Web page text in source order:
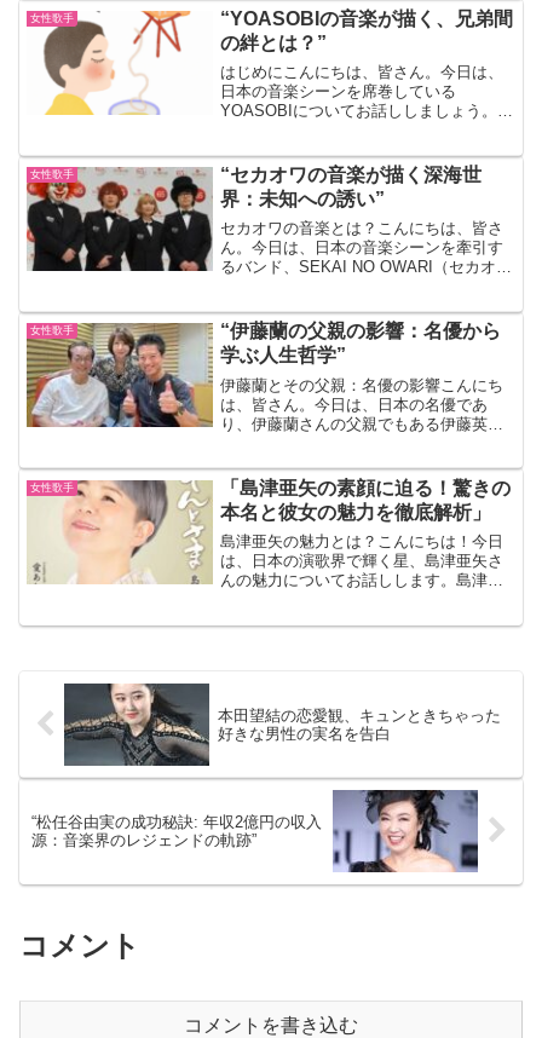
えのない人、最愛の人であり大親友...
女性歌手
“YOASOBIの音楽が描く、兄弟間
の絆とは？”
はじめにこんにちは、皆さん。今日は、
日本の音楽シーンを席巻している
YOASOBIについてお話ししましょう。特
は？まず初めに、YOASOBIについて簡単
に説明します...
女性歌手
“セカオワの音楽が描く深海世
界：未知への誘い”
セカオワの音楽とは？こんにちは、皆さ
ん。今日は、日本の音楽シーンを牽引す
るバンド、SEKAI NO OWARI（セカオ
「深海」のよう。未知の世界へと誘うそ
の魅力を、一緒...
女性歌手
“伊藤蘭の父親の影響：名優から
学ぶ人生哲学”
伊藤蘭とその父親：名優の影響こんにち
は、皆さん。今日は、日本の名優であ
り、伊藤蘭さんの父親でもある伊藤英明
直面する困難を乗り越えるためのヒント
を提供してくれます。伊藤英...
女性歌手
「島津亜矢の素顔に迫る！驚きの
本名と彼女の魅力を徹底解析」
島津亜矢の魅力とは？こんにちは！今日
は、日本の演歌界で輝く星、島津亜矢さ
んの魅力についてお話しします。島津亜
本田望結の恋愛観、キュンときちゃった
好きな男性の実名を告白
“松任谷由実の成功秘訣: 年収2億円の収入
源：音楽界のレジェンドの軌跡”
コメント
コメントを書き込む